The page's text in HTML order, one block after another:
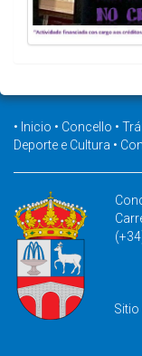
• Inicio • Concello •
Deporte e Cultura •